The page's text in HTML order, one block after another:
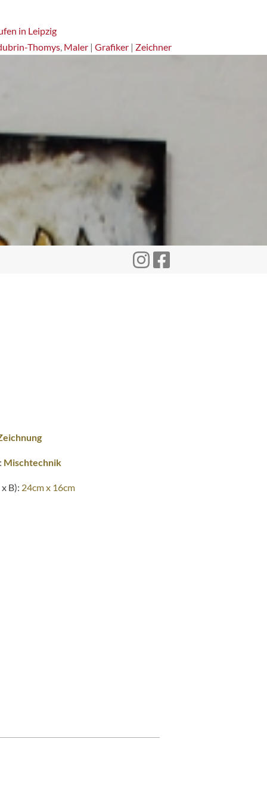
in Leipzig
Thomys, Maler | Grafiker | Zeichner
Mischtechnik
B): 24cm x 16cm